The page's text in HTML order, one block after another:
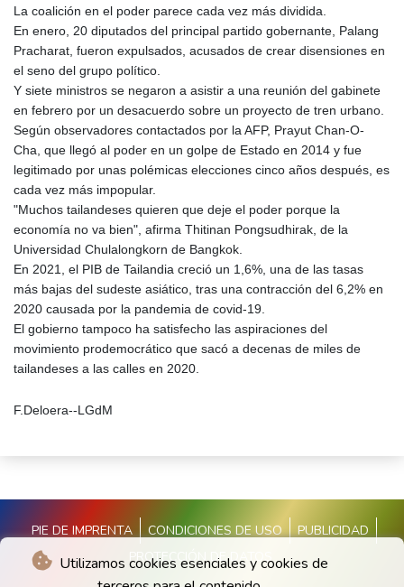
Utilizamos cookies esenciales y cookies de
La coalición en el poder parece cada vez más dividida.
En enero, 20 diputados del principal partido gobernante, Palang
Pracharat, fueron expulsados, acusados de crear disensiones en
el seno del grupo político.
Y siete ministros se negaron a asistir a una reunión del gabinete
en febrero por un desacuerdo sobre un proyecto de tren urbano.
Según observadores contactados por la AFP, Prayut Chan-O-
Cha, que llegó al poder en un golpe de Estado en 2014 y fue
legitimado por unas polémicas elecciones cinco años después, es
cada vez más impopular.
"Muchos tailandeses quieren que deje el poder porque la
economía no va bien", afirma Thitinan Pongsudhirak, de la
Universidad Chulalongkorn de Bangkok.
En 2021, el PIB de Tailandia creció un 1,6%, una de las tasas
más bajas del sudeste asiático, tras una contracción del 6,2% en
2020 causada por la pandemia de covid-19.
El gobierno tampoco ha satisfecho las aspiraciones del
movimiento prodemocrático que sacó a decenas de miles de
tailandeses a las calles en 2020.
F.Deloera--LGdM
PIE DE IMPRENTA CONDICIONES DE USO
PUBLICIDAD
PROTECCIÓN DE DATOS